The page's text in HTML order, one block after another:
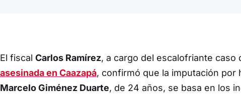
El fiscal Carlos Ramírez, a cargo del escalofriante caso
asesinada en Caazapá, confirmó que la imputación por
Marcelo Giménez Duarte, de 24 años, se basa en los